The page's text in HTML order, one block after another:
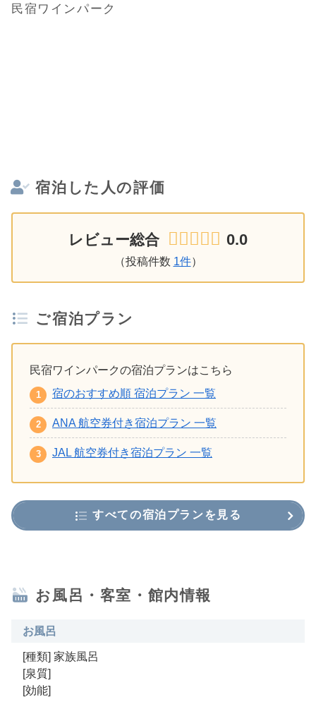
民宿ワインパーク
宿泊した人の評価
レビュー総合 0.0
（投稿件数 1件）
ご宿泊プラン
民宿ワインパークの宿泊プランはこちら
宿のおすすめ順 宿泊プラン 一覧
ANA 航空券付き宿泊プラン 一覧
JAL 航空券付き宿泊プラン 一覧
すべての宿泊プランを見る
お風呂・客室・館内情報
お風呂
[種類] 家族風呂
[泉質]
[効能]